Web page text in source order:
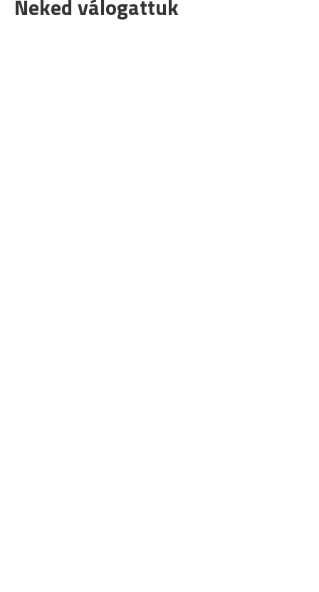
Neked válogattuk